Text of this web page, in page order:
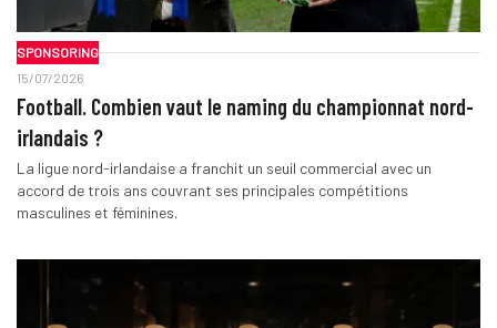
SPONSORING
15/07/2026
Football. Combien vaut le naming du championnat nord-
irlandais ?
La ligue nord-irlandaise a franchit un seuil commercial avec un
accord de trois ans couvrant ses principales compétitions
masculines et féminines.